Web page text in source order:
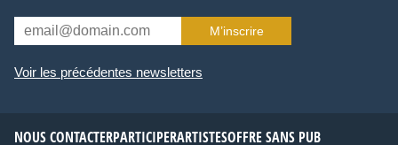
M’inscrire
Voir les précédentes newsletters
NOUS CONTACTERPARTICIPERARTISTESOFFRE SANS PUB